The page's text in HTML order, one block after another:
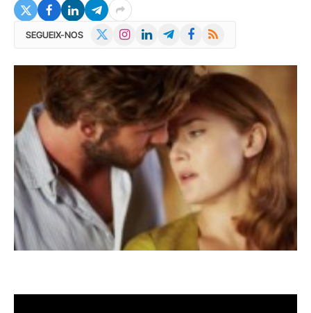
SEGUEIX-NOS InstagramLinkedInTelegramFacebook
RSS